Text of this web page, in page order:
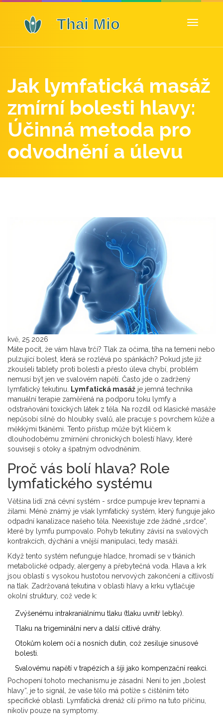
Zobrazit
Jak lymfatická masáž
zmírní bolesti hlavy:
Účinná metoda pro
odvodnění a úlevu
kvě, 25 2026
Máte pocit, že vám hlava trčí? Tlak za očima, tíha na temeni nebo
pulzující bolest, která se rozlévá po spánkách? Pokud jste již
zkoušeli tablety proti bolesti a přesto úleva chybí, problém
nemusí být jen ve svalovém napětí. Často jde o zadržený
lymfatický tekutinu.
Lymfatická masáž je jemná technika
manuální terapie zaměřená na podporu toku lymfy a
odstraňování toxických látek z těla . Na rozdíl od klasické masáže
nepůsobí silně do hloubky svalů, ale pracuje s povrchem kůže a
měkkými tkáněmi. Tento přístup může být klíčem k
dlouhodobému zmírnění chronických bolestí hlavy, které
souvisejí s otoky a špatným odvodněním.
Proč vás bolí hlava? Role
lymfatického systému
Většina lidí zná cévní systém - srdce pumpuje krev tepnami a
žilami. Méně známý je však lymfatický systém, který funguje jako
odpadní kanalizace našeho těla. Neexistuje zde žádné „srdce“,
které by lymfu pumpovalo. Pohyb tekutiny závisí na svalových
kontrakcích, dýchání a vnější manipulaci, tedy masáži.
Když tento systém nefunguje hladce, hromadí se v tkáních
metabolické odpady, alergeny a přebytečná voda. Hlava a krk
jsou oblastí s vysokou hustotou nervových zakončení a citlivostí
na tlak. Zadržovaná tekutina v oblasti hlavy a krku vytlačuje
okolní struktury, což vede k:
Zvýšenému intrakraniálnímu tlaku (tlaku uvnitř lebky).
Tlaku na trigeminální nerv a další citlivé dráhy.
Otokům kolem očí a nosních dutin, což zesiluje sinusové
bolesti.
Svalovému napětí v trapézích a šíji jako kompenzační reakci.
Pochopení tohoto mechanismu je zásadní. Není to jen „bolest
hlavy“, je to signál, že vaše tělo má potíže s čištěním této
specifické oblasti. Lymfatická drenáž cílí přímo na tuto příčinu,
nikoliv pouze na symptomy.